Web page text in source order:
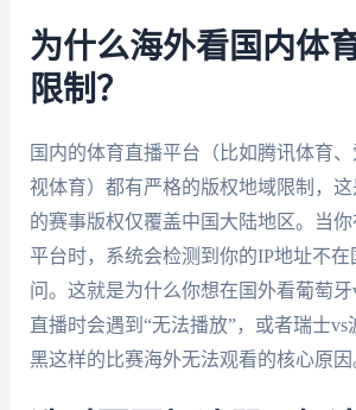
为什么海外看国内体
限制？
国内的体育直播平台（比如腾讯体育
视体育）都有严格的版权地域限制，
的赛事版权仅覆盖中国大陆地区。当
平台时，系统会检测到你的IP地址不
问。这就是为什么你想在国外看葡萄
直播时会遇到“无法播放”，或者瑞士vs
黑这样的比赛海外无法观看的核心原因